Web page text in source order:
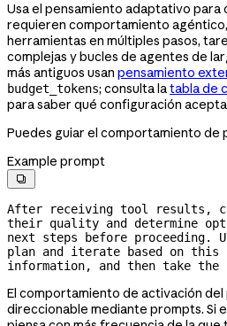
Usa el pensamiento adaptativo para
requieren comportamiento
herramientas en múltiples pasos,
complejas y bucles de agentes de
más antiguos usan pensamiento
budget_tokens; consulta latabla de
para saber qué configuración
Puedes guiar el comportamiento de
Example prompt

After receiving tool results,
their quality and determine
next steps before proceeding.
plan and iterate based on this
information, and then take the
El comportamiento de activación
direccionable mediante prompts. Si